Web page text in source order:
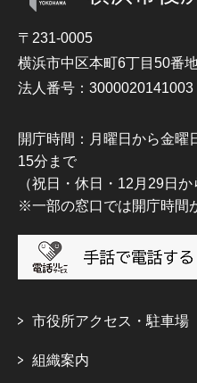
〒231-0005
横浜市中区本町6丁目50番
法人番号：3000020141003
開庁時間：月曜日から金曜
15分まで
（祝日・休日・12月29日か
※一部の窓口では開庁時間
市役所アクセス・駐車場
組織案内